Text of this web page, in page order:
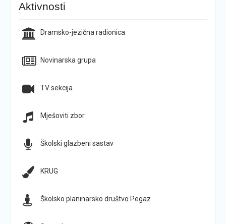
Aktivnosti
Dramsko-jezična radionica
Novinarska grupa
TV sekcija
Mješoviti zbor
Školski glazbeni sastav
KRUG
Školsko planinarsko društvo Pegaz